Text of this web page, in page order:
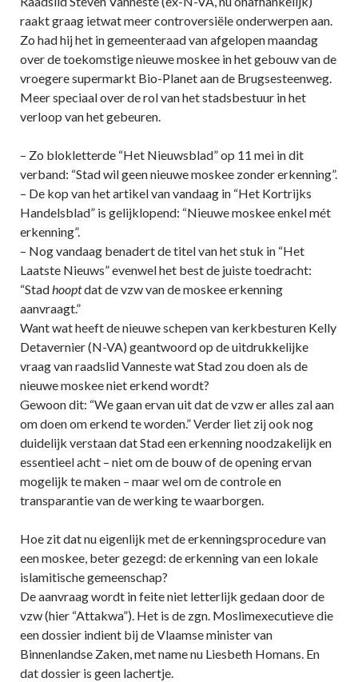
raakt graag ietwat meer controversiële onderwerpen aan.
Zo had hij het in gemeenteraad van afgelopen maandag
over de toekomstige nieuwe moskee in het gebouw van de
vroegere supermarkt Bio-Planet aan de Brugsesteenweg.
Meer speciaal over de rol van het stadsbestuur in het
verloop van het gebeuren.
– Zo blokletterde “Het Nieuwsblad” op 11 mei in dit
verband: “Stad wil geen nieuwe moskee zonder erkenning”.
– De kop van het artikel van vandaag in “Het Kortrijks
Handelsblad” is gelijklopend: “Nieuwe moskee enkel mét
erkenning”.
– Nog vandaag benadert de titel van het stuk in “Het
Laatste Nieuws” evenwel het best de juiste toedracht:
“Stadhooptdat de vzw van de moskee erkenning
aanvraagt.”
Want wat heeft de nieuwe schepen van kerkbesturen Kelly
Detavernier (N-VA) geantwoord op de uitdrukkelijke
vraag van raadslid Vanneste wat Stad zou doen als de
nieuwe moskee niet erkend wordt?
Gewoon dit: “We gaan ervan uit dat de vzw er alles zal aan
om doen om erkend te worden.” Verder liet zij ook nog
duidelijk verstaan dat Stad een erkenning noodzakelijk en
essentieel acht – niet om de bouw of de opening ervan
mogelijk te maken – maar wel om de controle en
transparantie van de werking te waarborgen.
Hoe zit dat nu eigenlijk met de erkenningsprocedure van
een moskee, beter gezegd: de erkenning van een lokale
islamitische gemeenschap?
De aanvraag wordt in feite niet letterlijk gedaan door de
vzw (hier “Attakwa”). Het is de zgn. Moslimexecutieve die
een dossier indient bij de Vlaamse minister van
Binnenlandse Zaken, met name nu Liesbeth Homans. En
dat dossier is geen lachertje.